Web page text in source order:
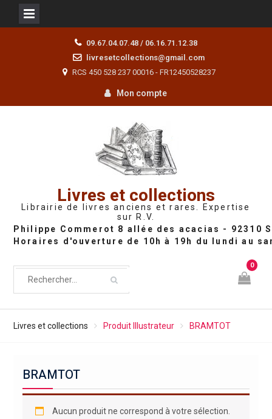
09.67.04.07.48 / 06.16.71.12.38
livresetcollections@gmail.com
RCS 450 528 237 00016 - FR12450528237
Mon compte
Livres et collections
Librairie de livres anciens et rares. Expertise
sur R.V.
0
Livres et collections Produit Illustrateur BRAMTOT
BRAMTOT
Aucun produit ne correspond à votre sélection.